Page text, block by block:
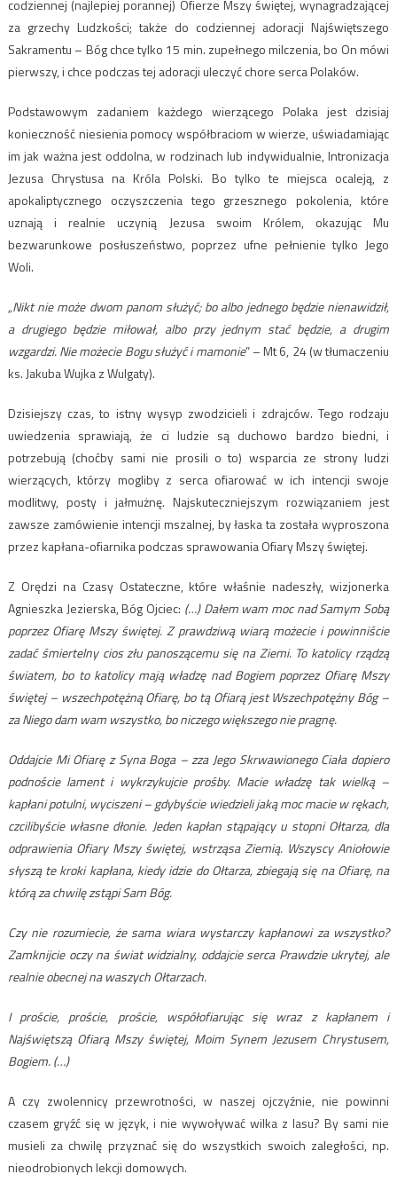
codziennej (najlepiej porannej) Ofierze Mszy świętej, wynagradzającej
za grzechy Ludzkości; także do codziennej adoracji Najświętszego
Sakramentu – Bóg chce tylko 15 min. zupełnego milczenia, bo On mówi
pierwszy, i chce podczas tej adoracji uleczyć chore serca Polaków.
Podstawowym zadaniem każdego wierzącego Polaka jest dzisiaj
konieczność niesienia pomocy współbraciom w wierze, uświadamiając
im jak ważna jest oddolna, w rodzinach lub indywidualnie, Intronizacja
Jezusa Chrystusa na Króla Polski. Bo tylko te miejsca ocaleją, z
apokaliptycznego oczyszczenia tego grzesznego pokolenia, które
uznają i realnie uczynią Jezusa swoim Królem, okazując Mu
bezwarunkowe posłuszeństwo, poprzez ufne pełnienie tylko Jego
Woli.
„Nikt nie może dwom panom służyć; bo albo jednego będzie nienawidził,
a drugiego będzie miłował, albo przy jednym stać będzie, a drugim
wzgardzi. Nie możecie Bogu służyć i mamonie” – Mt 6, 24 (w tłumaczeniu
ks. Jakuba Wujka z Wulgaty).
Dzisiejszy czas, to istny wysyp zwodzicieli i zdrajców. Tego rodzaju
uwiedzenia sprawiają, że ci ludzie są duchowo bardzo biedni, i
potrzebują (choćby sami nie prosili o to) wsparcia ze strony ludzi
wierzących, którzy mogliby z serca ofiarować w ich intencji swoje
modlitwy, posty i jałmużnę. Najskuteczniejszym rozwiązaniem jest
zawsze zamówienie intencji mszalnej, by łaska ta została wyproszona
przez kapłana-ofiarnika podczas sprawowania Ofiary Mszy świętej.
Z Orędzi na Czasy Ostateczne, które właśnie nadeszły, wizjonerka
Agnieszka Jezierska, Bóg Ojciec: (…) Dałem wam moc nad Samym Sobą
poprzez Ofiarę Mszy świętej. Z prawdziwą wiarą możecie i powinniście
zadać śmiertelny cios złu panoszącemu się na Ziemi. To katolicy rządzą
światem, bo to katolicy mają władzę nad Bogiem poprzez Ofiarę Mszy
świętej – wszechpotężną Ofiarę, bo tą Ofiarą jest Wszechpotężny Bóg –
za Niego dam wam wszystko, bo niczego większego nie pragnę.
Oddajcie Mi Ofiarę z Syna Boga – zza Jego Skrwawionego Ciała dopiero
podnoście lament i wykrzykujcie prośby. Macie władzę tak wielką –
kapłani potulni, wyciszeni – gdybyście wiedzieli jaką moc macie w rękach,
czcilibyście własne dłonie. Jeden kapłan stąpający u stopni Ołtarza, dla
odprawienia Ofiary Mszy świętej, wstrząsa Ziemią. Wszyscy Aniołowie
słyszą te kroki kapłana, kiedy idzie do Ołtarza, zbiegają się na Ofiarę, na
którą za chwilę zstąpi Sam Bóg.
Czy nie rozumiecie, że sama wiara wystarczy kapłanowi za wszystko?
Zamknijcie oczy na świat widzialny, oddajcie serca Prawdzie ukrytej, ale
realnie obecnej na waszych Ołtarzach.
I proście, proście, proście, współofiarując się wraz z kapłanem i
Najświętszą Ofiarą Mszy świętej, Moim Synem Jezusem Chrystusem,
Bogiem. (…)
A czy zwolennicy przewrotności, w naszej ojczyźnie, nie powinni
czasem gryźć się w język, i nie wywoływać wilka z lasu? By sami nie
musieli za chwilę przyznać się do wszystkich swoich zaległości, np.
nieodrobionych lekcji domowych.